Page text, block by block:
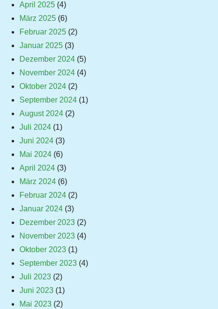
April 2025 (4)
März 2025 (6)
Februar 2025 (2)
Januar 2025 (3)
Dezember 2024 (5)
November 2024 (4)
Oktober 2024 (2)
September 2024 (1)
August 2024 (2)
Juli 2024 (1)
Juni 2024 (3)
Mai 2024 (6)
April 2024 (3)
März 2024 (6)
Februar 2024 (2)
Januar 2024 (3)
Dezember 2023 (2)
November 2023 (4)
Oktober 2023 (1)
September 2023 (4)
Juli 2023 (2)
Juni 2023 (1)
Mai 2023 (2)